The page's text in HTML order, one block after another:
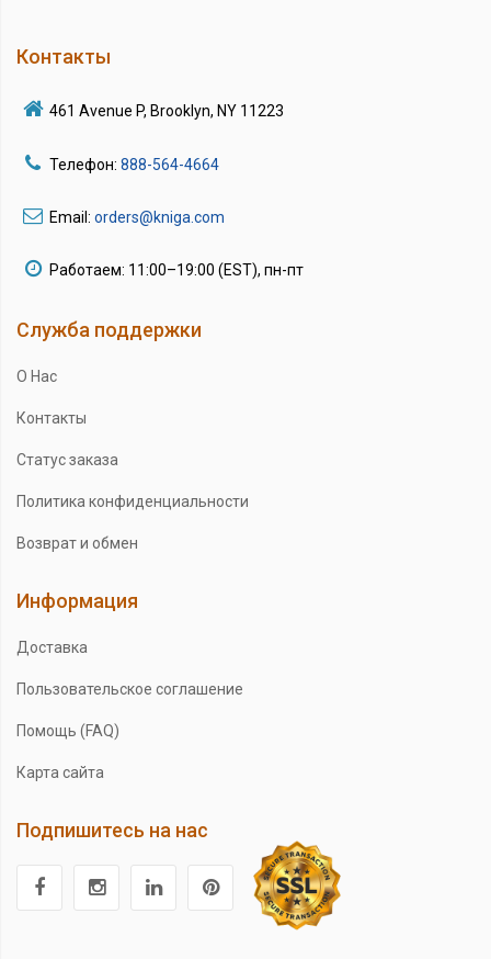
Контакты
461 Avenue P, Brooklyn, NY 11223
Телефон: 888-564-4664
Email: orders@kniga.com
Работаем: 11:00–19:00 (EST), пн-пт
Служба поддержки
О Нас
Контакты
Статус заказа
Политика конфиденциальности
Возврат и обмен
Информация
Доставка
Пользовательское соглашение
Помощь (FAQ)
Карта сайта
Подпишитесь на нас